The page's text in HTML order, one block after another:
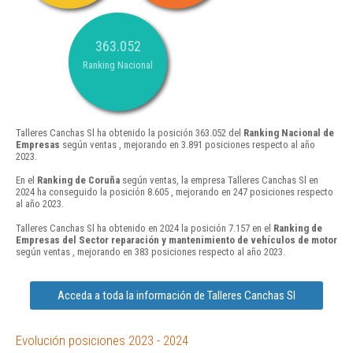
363.052
Ranking Nacional
Talleres Canchas Sl ha obtenido la posición 363.052 del Ranking Nacional de
Empresas según ventas , mejorando en 3.891 posiciones respecto al año
2023.
En el Ranking de Coruña según ventas, la empresa Talleres Canchas Sl en
2024 ha conseguido la posición 8.605 , mejorando en 247 posiciones respecto
al año 2023.
Talleres Canchas Sl ha obtenido en 2024 la posición 7.157 en el Ranking de
Empresas del Sector reparación y mantenimiento de vehículos de motor
según ventas , mejorando en 383 posiciones respecto al año 2023.
Acceda a toda la información de Talleres Canchas Sl
Evolución posiciones 2023 - 2024